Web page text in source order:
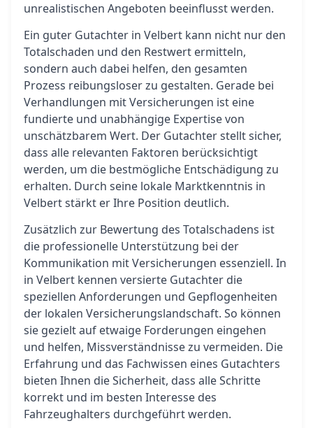
unrealistischen Angeboten beeinflusst werden.
Ein guter Gutachter in Velbert kann nicht nur den
Totalschaden und den Restwert ermitteln,
sondern auch dabei helfen, den gesamten
Prozess reibungsloser zu gestalten. Gerade bei
Verhandlungen mit Versicherungen ist eine
fundierte und unabhängige Expertise von
unschätzbarem Wert. Der Gutachter stellt sicher,
dass alle relevanten Faktoren berücksichtigt
werden, um die bestmögliche Entschädigung zu
erhalten. Durch seine lokale Marktkenntnis in
Velbert stärkt er Ihre Position deutlich.
Zusätzlich zur Bewertung des Totalschadens ist
die professionelle Unterstützung bei der
Kommunikation mit Versicherungen essenziell. In
in Velbert kennen versierte Gutachter die
speziellen Anforderungen und Gepflogenheiten
der lokalen Versicherungslandschaft. So können
sie gezielt auf etwaige Forderungen eingehen
und helfen, Missverständnisse zu vermeiden. Die
Erfahrung und das Fachwissen eines Gutachters
bieten Ihnen die Sicherheit, dass alle Schritte
korrekt und im besten Interesse des
Fahrzeughalters durchgeführt werden.